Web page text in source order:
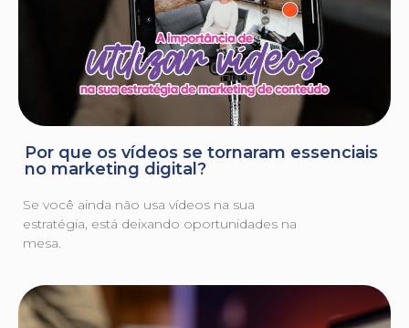
Por que os vídeos se tornaram essenciais
no marketing digital?
Se você ainda não usa vídeos na sua
estratégia, está deixando oportunidades na
mesa.